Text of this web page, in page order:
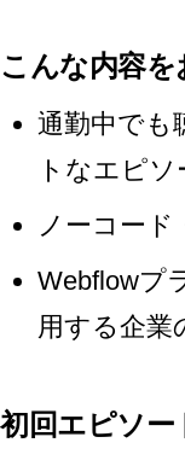
こんな内容
通勤中でも
トなエピソ
ノーコード
Webflowプ
用する企業
初回エピソー